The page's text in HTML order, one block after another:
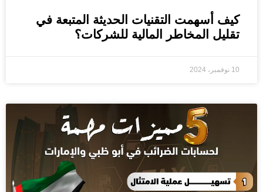
كيف أسهمت التقنيات الحديثة المتبعة في
تقليل المخاطر المالية للشركات؟
10 نوفمبر، 2024